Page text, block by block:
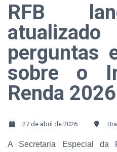
RFB
perguntas
sobre o
Renda 2026
27 de abril de 2026
A Secretaria Especial da